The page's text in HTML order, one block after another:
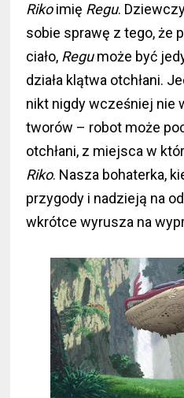
Rikoimię Regu.
sobie sprawę z tego, że
ciało, Regumoże być
działa klątwa otchłani.
nikt nigdy wcześniej nie
tworów – robot może
otchłani, z miejsca w
Riko. Nasza bohaterka,
przygody i nadzieją na
wkrótce wyrusza na